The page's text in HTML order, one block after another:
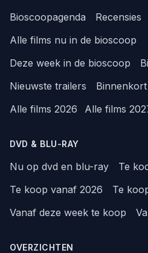
Bioscoopagenda
Recensies
Alle films nu in de bioscoop
Deze week in de bioscoop
Nieuwste trailers
Alle films 2026
Alle films
DVD & BLU-RAY
Nu op dvd en blu-ray
Te
Te koop vanaf 2026
Te
Vanaf deze week te koop
OVERZICHTEN